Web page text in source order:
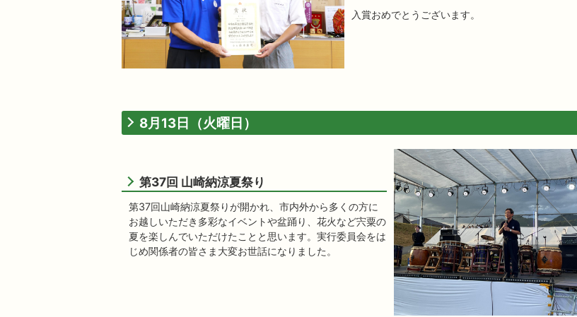
入賞おめでとうございます。
8月13日（火曜日）
第37回 山崎納涼夏祭り
第37回山崎納涼夏祭りが開かれ、市内外から多くの方に
お越しいただき多彩なイベントや盆踊り、花火など宍粟の
夏を楽しんでいただけたことと思います。実行委員会をは
じめ関係者の皆さま大変お世話になりました。